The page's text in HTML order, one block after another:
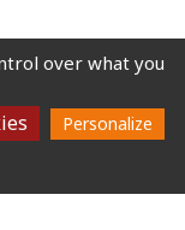
-
COOKIES
over what you
Personalize